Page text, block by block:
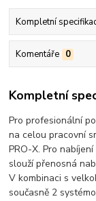
Kompletní
Komentáře 0
Kompletní
Pro profesionální
na celou pracovní
PRO-X. Pro
slouží přenosná
V kombinaci s
současně 2